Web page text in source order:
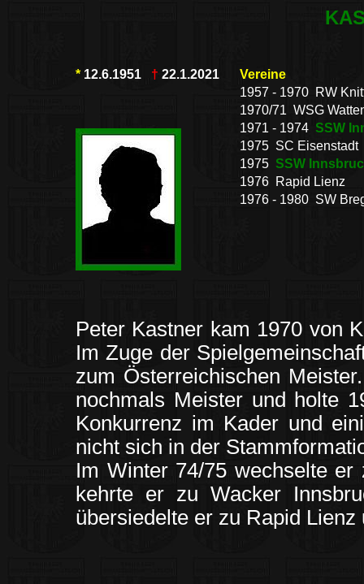
* 12.6.1951 † 22.1.2021
Vereine
1957 - 1970 RW
1970/71 WSG
1971 - 1974 SSW
1975 SC Eisenstadt
1975 SSW
1976 Rapid Lienz
1976 - 1980 SW
Peter Kastner kam 1970 von
Im Zuge der
zum Österreichischen
nochmals Meister und holte
Konkurrenz im Kader und
nicht sich in der
Im Winter 74/75 wechselte
kehrte er zu Wacker
übersiedelte er zu Rapid